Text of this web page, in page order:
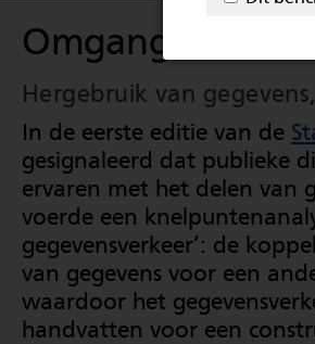
Omgang met
Hergebruik van
In de eerste editie van de
gesignaleerd dat publieke
ervaren met het delen van
voerde een
gegevensverkeer’: de
van gegevens voor een
waardoor het
handvatten voor een